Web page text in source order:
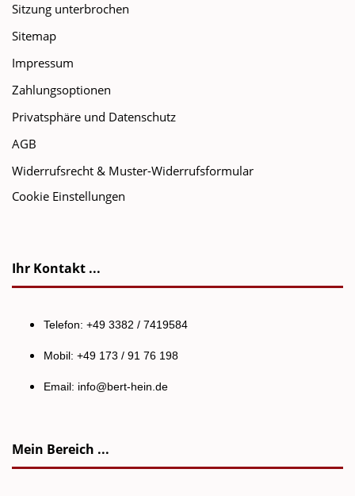
Sitzung unterbrochen
Sitemap
Impressum
Zahlungsoptionen
Privatsphäre und Datenschutz
AGB
Widerrufsrecht & Muster-Widerrufsformular
Cookie Einstellungen
Ihr Kontakt ...
Telefon: +49 3382 / 7419584
Mobil: +49 173 / 91 76 198
Email: info@bert-hein.de
Mein Bereich ...